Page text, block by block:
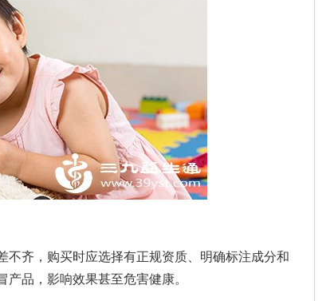
齐，购买时应选择有正规资质、明确标注成分和
品，影响效果甚至危害健康。